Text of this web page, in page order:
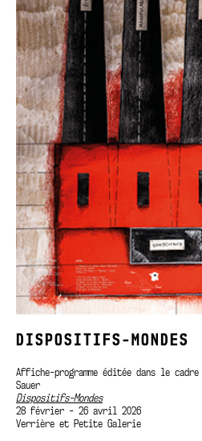
DISPOSITIFS-MONDES
Affiche-programme éditée dans le
Sauer
Dispositifs-Mondes
28 février - 26 avril 2026
Verrière et Petite Galerie